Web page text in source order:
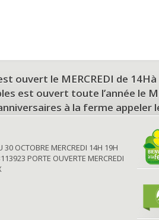
ouvert le MERCREDI de 14Hà
est ouvert toute l’année le
à la ferme appeler
OCTOBRE MERCREDI 14H 19H
PORTE OUVERTE MERCREDI